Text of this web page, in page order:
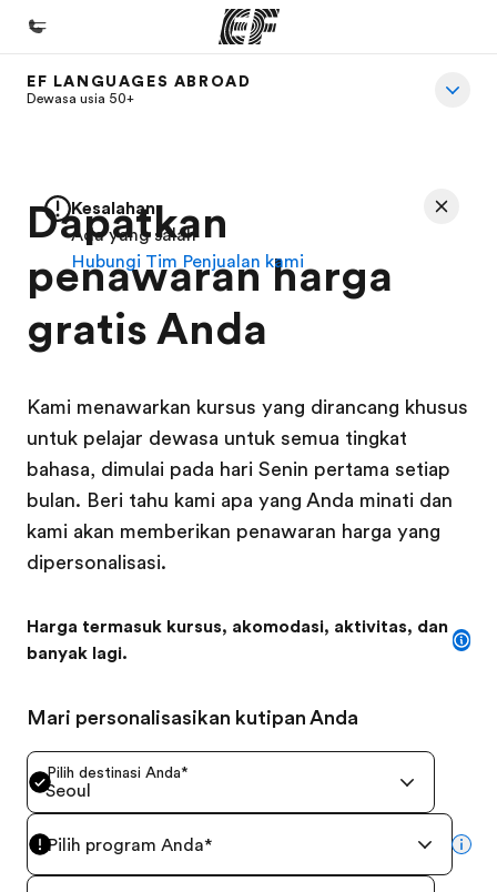
Beranda
Lihat semua program
Kantor dan sekolah
Kantor terdekat
Tentang kami
Bergabung dengan tim kami
EF LANGUAGES ABROAD
Dewasa usia 50+
Dapatkan
penawaran harga
gratis Anda
Kami menawarkan kursus yang dirancang khusus
untuk pelajar dewasa untuk semua tingkat
bahasa, dimulai pada hari Senin pertama setiap
bulan. Beri tahu kami apa yang Anda minati dan
kami akan memberikan penawaran harga yang
dipersonalisasi.
Harga termasuk kursus, akomodasi, aktivitas, dan
banyak lagi.
Mari personalisasikan kutipan Anda
Pilih destinasi Anda*
Seoul
Pilih program Anda*
Kesalahan
Ada yang salah
Hubungi Tim Penjualan kami